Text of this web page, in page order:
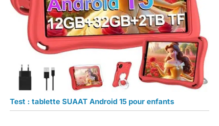
Test : tablette SUAAT Android 15 pour enfants